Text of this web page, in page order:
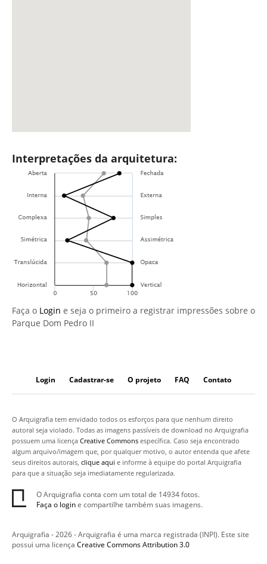
Interpretações da arquitetura:
Faça o Login e seja o primeiro a registrar impressões sobre o
Parque Dom Pedro II
Login Cadastrar-se O projeto FAQ Contato
O Arquigrafia tem envidado todos os esforços para que nenhum direito
autoral seja violado. Todas as imagens passíveis de download no Arquigrafia
possuem uma licença Creative Commons específica. Caso seja encontrado
algum arquivo/imagem que, por qualquer motivo, o autor entenda que afete
seus direitos autorais, clique aqui e informe à equipe do portal Arquigrafia
para que a situação seja imediatamente regularizada.
O Arquigrafia conta com um total de 14934 fotos.
Faça o logine compartilhe também suas imagens.
Arquigrafia - 2026 - Arquigrafia é uma marca registrada (INPI). Este site
possui uma licença Creative Commons Attribution 3.0